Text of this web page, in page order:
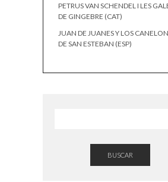
PETRUS VAN SCHENDEL I LES
DE GINGEBRE (CAT)
JUAN DE JUANES Y LOS
DE SAN ESTEBAN (ESP)
BUSCAR